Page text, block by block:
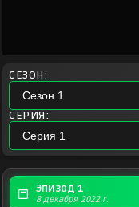
СЕЗОН:
СЕРИЯ:
Эпизод 1
8 декабря 2022 г.